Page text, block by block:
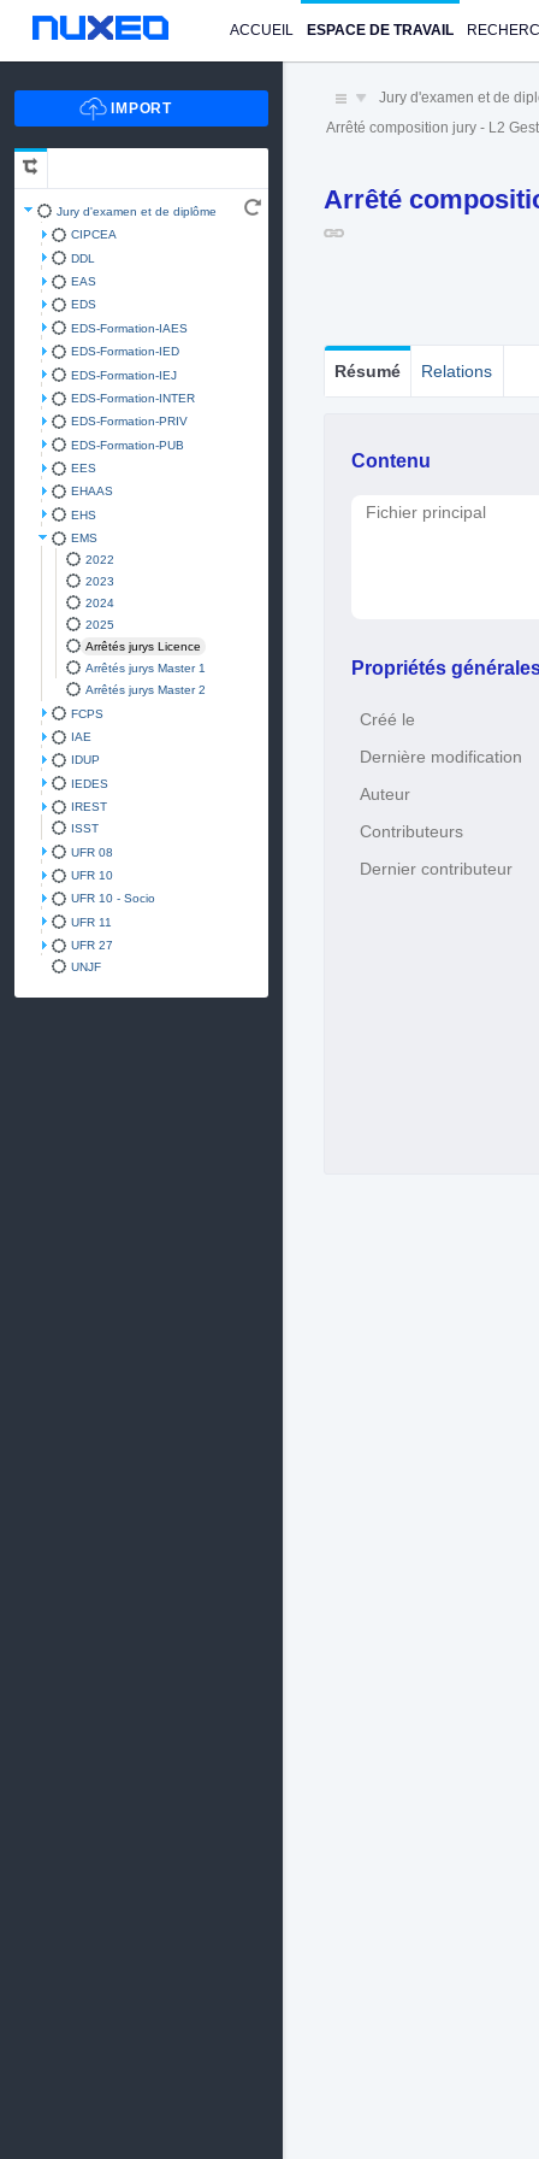
ACCUEIL ESPACE DE TRAVAIL
Jury d'examen et de diplôme
CIPCEA
DDL
EAS
EDS
EDS-Formation-IAES
EDS-Formation-IED
EDS-Formation-IEJ
EDS-Formation-INTER
EDS-Formation-PRIV
EDS-Formation-PUB
EES
EHAAS
EHS
EMS
2022
2023
2024
2025
Arrêtés jurys Licence
Arrêtés jurys Master 1
Arrêtés jurys Master 2
FCPS
IAE
IDUP
IEDES
IREST
ISST
UFR 08
UFR 10
UFR 10 - Socio
UFR 11
UFR 27
UNJF
Jury d'examen et de
Arrêté composition jury - L2
Arrêté
Résumé Relations
Contenu
Fichier principal
Propriétés
Créé le
Dernière modification
Auteur
Contributeurs
Dernier contributeur